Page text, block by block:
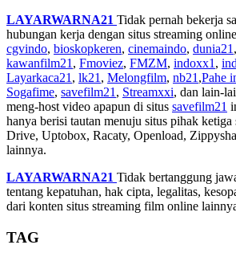
LAYARWARNA21 Tidak pernah bekerja
hubungan kerja dengan situs streaming online
cgvindo, bioskopkeren, cinemaindo, dunia21 ,
kawanfilm21 , Fmoviez, FMZM, indoxx1 ,
Layarkaca21 , lk21 , Melongfilm, nb21 ,Pahe
Sogafime, savefilm21 , Streamxxi, dan lain-
meng-host video apapun di situs savefilm21
hanya berisi tautan menuju situs pihak
Drive, Uptobox, Racaty, Openload,
lainnya.
LAYARWARNA21 Tidak bertanggung
tentang kepatuhan, hak cipta, legalitas,
dari konten situs streaming film online
TAG